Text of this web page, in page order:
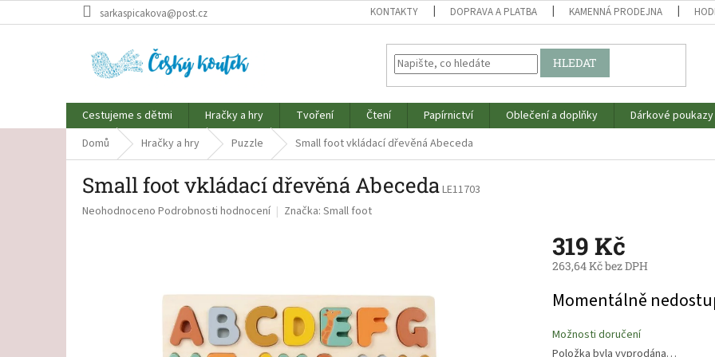
na
sarkaspicakova@post.cz KONTAKTY DOPRAVA A PLATBA KAMENNÁ PRODEJNA
HLEDAT
Cestujeme s dětmi Hračky a hry Tvoření Čtení Papírnictví Oblečení a doplňky Dárkové poukazy
Domů
Hračky a hry Puzzle Small foot vkládací dřevěná Abeceda
Small foot vkládací dřevěná AbecedaLE11703
Průměrné
Neohodnoceno Podrobnosti hodnocení Značka: Small foot
319 Kč
263,64 Kč bez DPH
cena:
Momentálně
Možnosti doručení